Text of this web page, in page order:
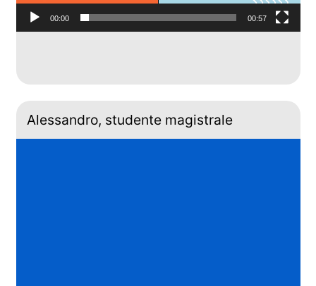
00:00 00:57
Alessandro, studente magistrale